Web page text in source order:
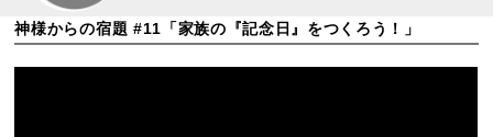
神様からの宿題 #11「家族の『記念日』をつくろう！」